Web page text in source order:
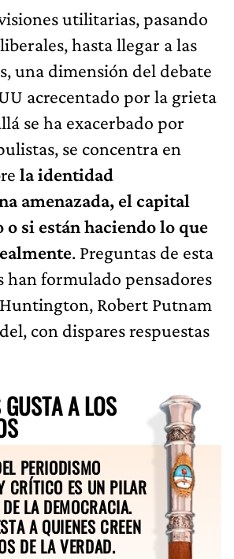
utilitarias, pasando
hasta llegar a las
una dimensión del debate
acrecentado por la grieta
se ha exacerbado por
se concentra en
la identidad
amenazada, el capital
o si están haciendo lo que
. Preguntas de esta
han formulado pensadores
Robert Putnam
con dispares respuestas
A LOS
PERIODISMO
CRÍTICO ES UN PILAR
LA DEMOCRACIA.
A QUIENES CREEN
DE LA VERDAD.